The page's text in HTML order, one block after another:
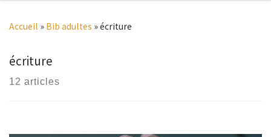
Accueil » Bib adultes »écriture
écriture
12 articles